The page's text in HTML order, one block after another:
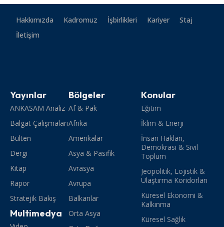
Hakkımızda Kadromuz İşbirlikleri Kariyer
Staj
İletişim
Yayınlar
ANKASAM Analiz
Balgat Çalışmaları
Bülten
Dergi
Kitap
Rapor
Stratejik Bakış
Multimedya
Bölgeler
Af & Pak
Afrika
Amerikalar
Asya & Pasifik
Avrasya
Avrupa
Balkanlar
Orta Asya
Konular
Eğitim
İklim & Enerji
İnsan Hakları,
Demokrasi & Sivil
Toplum
Jeopolitik, Lojistik &
Ulaştırma Koridorları
Küresel Ekonomi &
Kalkınma
Küresel Sağlık